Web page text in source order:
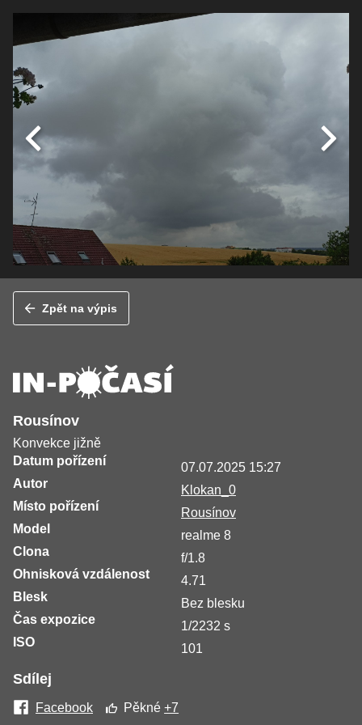
Zpět na výpis
Rousínov
Konvekce jižně
Datum pořízení
07.07.2025 15:27
Autor
Klokan_0
Místo pořízení
Rousínov
Model
realme 8
Clona
f/1.8
Ohnisková vzdálenost
4.71
Blesk
Bez blesku
Čas expozice
1/2232 s
ISO
101
Sdílej
Facebook Pěkné+7